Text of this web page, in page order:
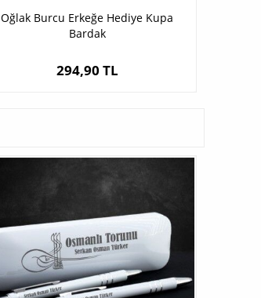
Oğlak Burcu Erkeğe Hediye Kupa
Bardak
294,90 TL